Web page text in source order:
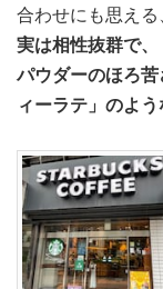
合わせにも思える
実は相性抜群で
パウダーのほろ
ィーラテ」のよう